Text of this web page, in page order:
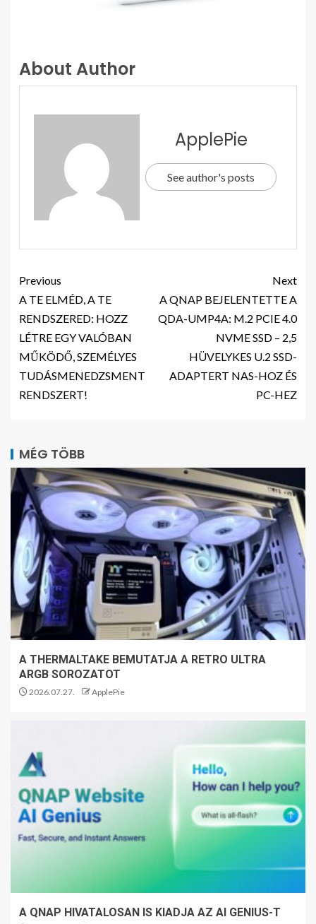
About Author
ApplePie
See author's posts
Previous
A TE ELMÉD, A TE
RENDSZERED: HOZZ
LÉTRE EGY VALÓBAN
MŰKÖDŐ, SZEMÉLYES
TUDÁSMENEDZSMENT
RENDSZERT!
Next
A QNAP BEJELENTETTE A
QDA-UMP4A: M.2 PCIE 4.0
NVME SSD – 2,5
HÜVELYKES U.2 SSD-
ADAPTERT NAS-HOZ ÉS
PC-HEZ
MÉG TÖBB
A THERMALTAKE BEMUTATJA A RETRO ULTRA
ARGB SOROZATOT
2026.07.27. ApplePie
A QNAP HIVATALOSAN IS KIADJA AZ AI GENIUS-T